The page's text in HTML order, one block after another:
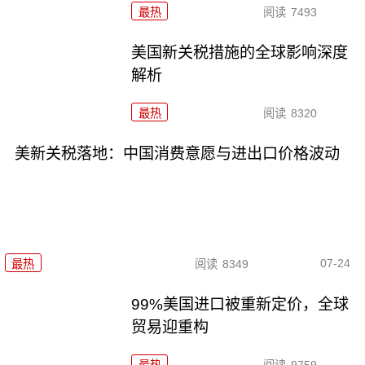
最热 阅读 7493
美国新关税措施的全球影响深度
解析
最热 阅读 8320
美新关税落地：中国消费意愿与进出口价格波动
最热 阅读 8349 07-24
99%美国进口被重新定价，全球
贸易迎重构